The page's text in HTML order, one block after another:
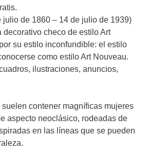
julio de 1860 – 14 de julio de 1939)
decorativo checo de estilo Art
su estilo inconfundible: el estilo
como estilo Art Nouveau.
ilustraciones, anuncios,
suelen contener magníficas mujeres
aspecto neoclásico, rodeadas de
en las líneas que se pueden